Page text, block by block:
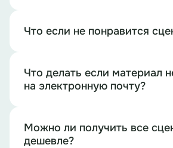
Что если не понравится
Что делать если материал
на электронную почту?
Можно ли получить все
дешевле?